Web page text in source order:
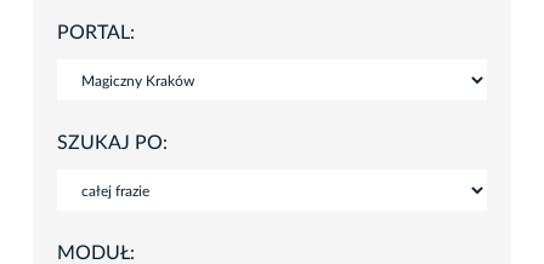
PORTAL:
SZUKAJ PO:
MODUŁ: